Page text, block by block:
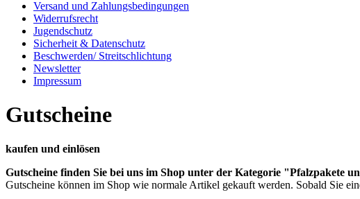
Versand und Zahlungsbedingungen
Widerrufsrecht
Jugendschutz
Sicherheit & Datenschutz
Beschwerden/ Streitschlichtung
Newsletter
Impressum
Gutscheine
kaufen und einlösen
Gutscheine finden Sie bei uns im Shop unter der Kategorie "Pfalzpakete
Gutscheine können im Shop wie normale Artikel gekauft werden. Sobald Sie